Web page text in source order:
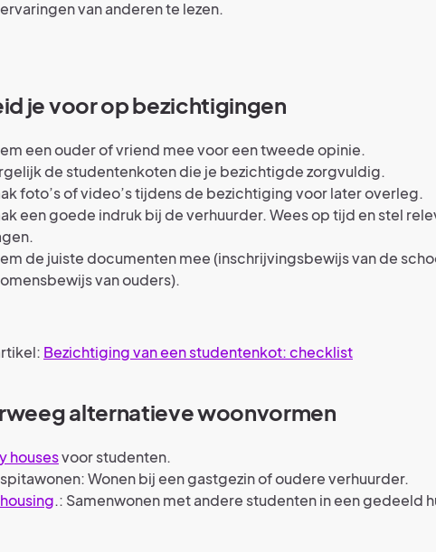
van anderen te lezen.
je voor op bezichtigingen
een ouder of vriend mee voor een tweede opinie.
de studentenkoten die je bezichtigde zorgvuldig.
foto’s of video’s tijdens de bezichtiging voor later overleg.
een goede indruk bij de verhuurder. Wees op tijd en stel
de juiste documenten mee (inschrijvingsbewijs van de
van ouders).
Bezichtiging van een studentenkot: checklist
alternatieve woonvormen
housesvoor studenten.
Wonen bij een gastgezin of oudere verhuurder.
.: Samenwonen met andere studenten in een gedeeld